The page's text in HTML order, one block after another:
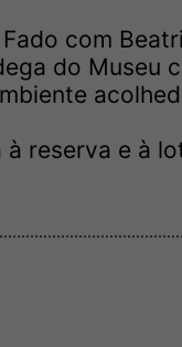
com
do Museu
à reserva e à